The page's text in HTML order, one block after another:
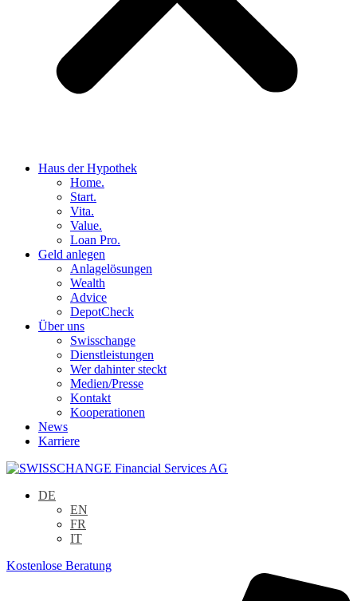
Haus der Hypothek
Home.
Start.
Vita.
Value.
Loan Pro.
Geld anlegen
Anlagelösungen
Wealth
Advice
DepotCheck
Über uns
Swisschange
Dienstleistungen
Wer dahinter steckt
Medien/Presse
Kontakt
Kooperationen
News
Karriere
DE
EN
FR
IT
Kostenlose Beratung